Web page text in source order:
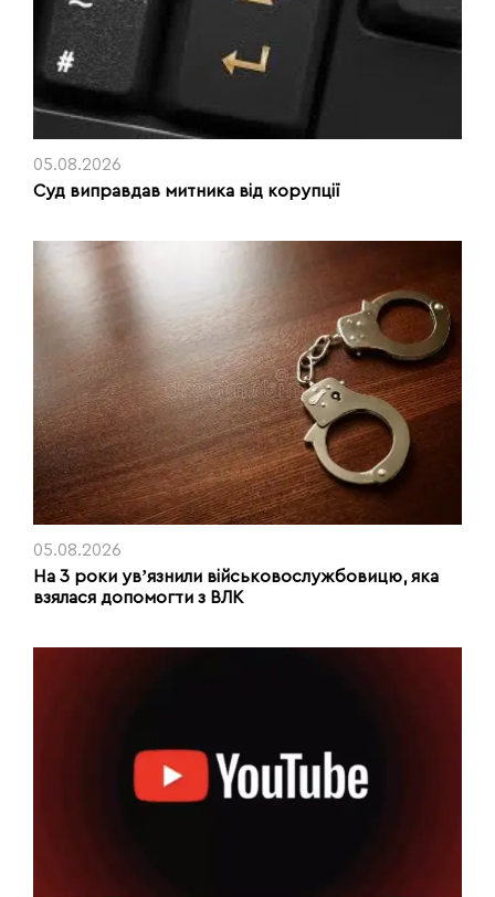
05.08.2026
Суд виправдав митника від корупції
05.08.2026
На 3 роки увʼязнили військовослужбовицю, яка
взялася допомогти з ВЛК